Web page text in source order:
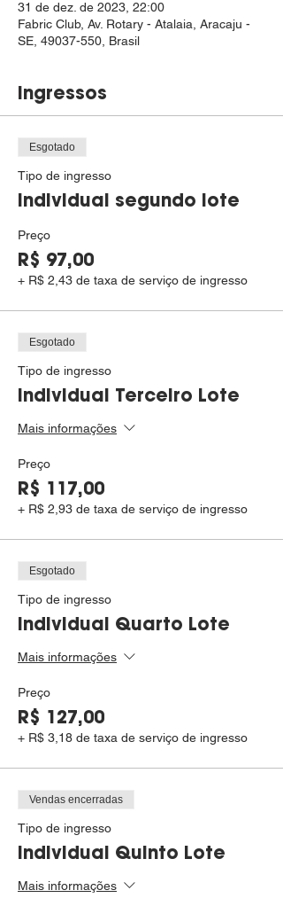
31 de dez. de 2023, 22:00
Fabric Club, Av. Rotary - Atalaia, Aracaju -
SE, 49037-550, Brasil
Ingressos
Esgotado
Tipo de ingresso
Individual segundo lote
Preço
R$ 97,00
+ R$ 2,43 de taxa de serviço de ingresso
Esgotado
Tipo de ingresso
Individual Terceiro Lote
Mais informações
Preço
R$ 117,00
+ R$ 2,93 de taxa de serviço de ingresso
Esgotado
Tipo de ingresso
Individual Quarto Lote
Mais informações
Preço
R$ 127,00
+ R$ 3,18 de taxa de serviço de ingresso
Vendas encerradas
Tipo de ingresso
Individual Quinto Lote
Mais informações